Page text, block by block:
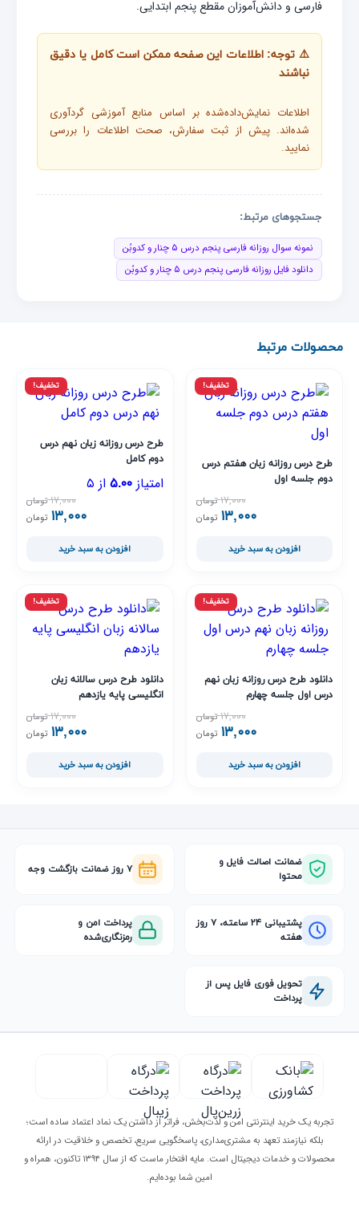
فارسی و دانش‌آموزان مقطع پنجم ابتدایی.
⚠️ توجه: اطلاعات این صفحه ممکن است کامل یا دقیق
نباشند
اطلاعات نمایش‌داده‌شده بر اساس منابع آموزشی گردآوری
شده‌اند. پیش از ثبت سفارش، صحت اطلاعات را بررسی
نمایید.
جستجوهای مرتبط:
نمونه سوال روزانه فارسی پنجم درس ۵ چنار و کدوبُن
دانلود فایل روزانه فارسی پنجم درس ۵ چنار و کدوبُن
محصولات مرتبط
تخفیف!
طرح درس روزانه زبان هفتم درس
دوم جلسه اول
۱۷,۰۰۰ تومان
قیمت اصلی ۱۷,۰۰۰ تومان بود. ۱۳,۰۰۰ تومانقیمت فعلی ۱۳,۰۰۰ تومان است.
افزودن به سبد خرید
تخفیف!
طرح درس روزانه زبان نهم درس
دوم کامل
امتیاز۵.۰۰ از ۵
۱۷,۰۰۰ تومان
قیمت اصلی ۱۳,۰۰۰ تومانقیمت فعلی
افزودن به سبد خرید
تخفیف!
دانلود طرح درس روزانه زبان نهم
درس اول جلسه چهارم
۱۷,۰۰۰ تومان
قیمت اصلی ۱۷,۰۰۰ تومان بود. ۱۳,۰۰۰ تومانقیمت فعلی ۱۳,۰۰۰ تومان است.
افزودن به سبد خرید
تخفیف!
دانلود طرح درس سالانه زبان
انگلیسی پایه یازدهم
۱۷,۰۰۰ تومان
قیمت اصلی ۱۳,۰۰۰ تومانقیمت فعلی
افزودن به سبد خرید
ضمانت اصالت فایل و
محتوا
۷ روز ضمانت بازگشت وجه
پشتیبانی ۲۴ ساعته، ۷ روز
هفته
پرداخت امن و
رمزنگاری‌شده
تحویل فوری فایل پس از
پرداخت
تجربه یک خرید اینترنتی امن و لذت‌بخش، فراتر از داشتن یک نماد اعتماد ساده است؛
بلکه نیازمند تعهد به مشتری‌مداری، پاسخگویی سریع، تخصص و خلاقیت در ارائه
محصولات و خدمات دیجیتال است. مایه افتخار ماست که از سال ۱۳۹۴ تاکنون، همراه و
امین شما بوده‌ایم.